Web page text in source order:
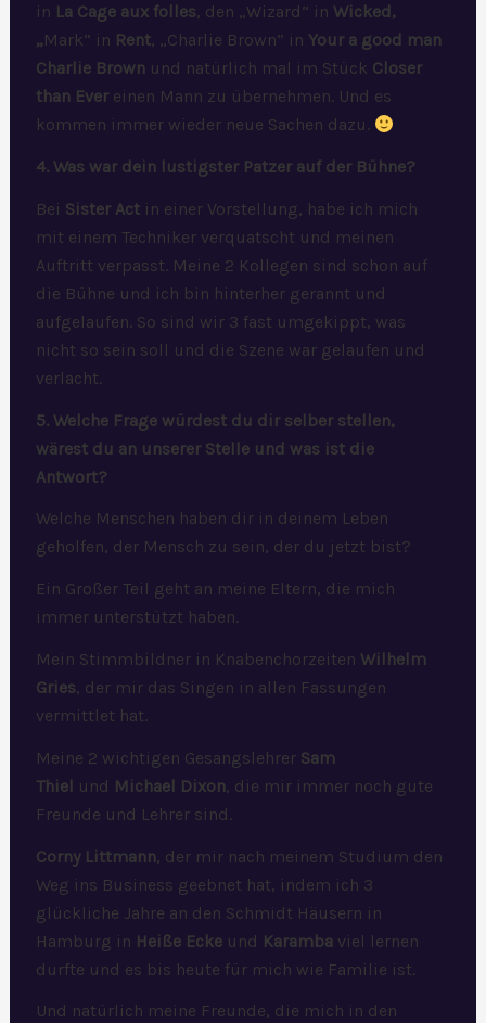
in La Cage aux folles, den „Wizard“ in Wicked,
„Mark“ in Rent, „Charlie Brown“ in Your a good man
Charlie Brown und natürlich mal im Stück Closer
than Ever einen Mann zu übernehmen. Und es
kommen immer wieder neue Sachen dazu.
4. Was war dein lustigster Patzer auf der Bühne?
Bei Sister Act in einer Vorstellung, habe ich mich
mit einem Techniker verquatscht und meinen
Auftritt verpasst. Meine 2 Kollegen sind schon auf
die Bühne und ich bin hinterher gerannt und
aufgelaufen. So sind wir 3 fast umgekippt, was
nicht so sein soll und die Szene war gelaufen und
verlacht.
5. Welche Frage würdest du dir selber stellen,
wärest du an unserer Stelle und was ist die
Antwort?
Welche Menschen haben dir in deinem Leben
geholfen, der Mensch zu sein, der du jetzt bist?
Ein Großer Teil geht an meine Eltern, die mich
immer unterstützt haben.
Mein Stimmbildner in Knabenchorzeiten Wilhelm
Gries, der mir das Singen in allen Fassungen
vermittlet hat.
Meine 2 wichtigen Gesangslehrer Sam
Thiel und Michael Dixon, die mir immer noch gute
Freunde und Lehrer sind.
Corny Littmann, der mir nach meinem Studium den
Weg ins Business geebnet hat, indem ich 3
glückliche Jahre an den Schmidt Häusern in
Hamburg in Heiße Ecke und Karamba viel lernen
durfte und es bis heute für mich wie Familie ist.
Und natürlich meine Freunde, die mich in den